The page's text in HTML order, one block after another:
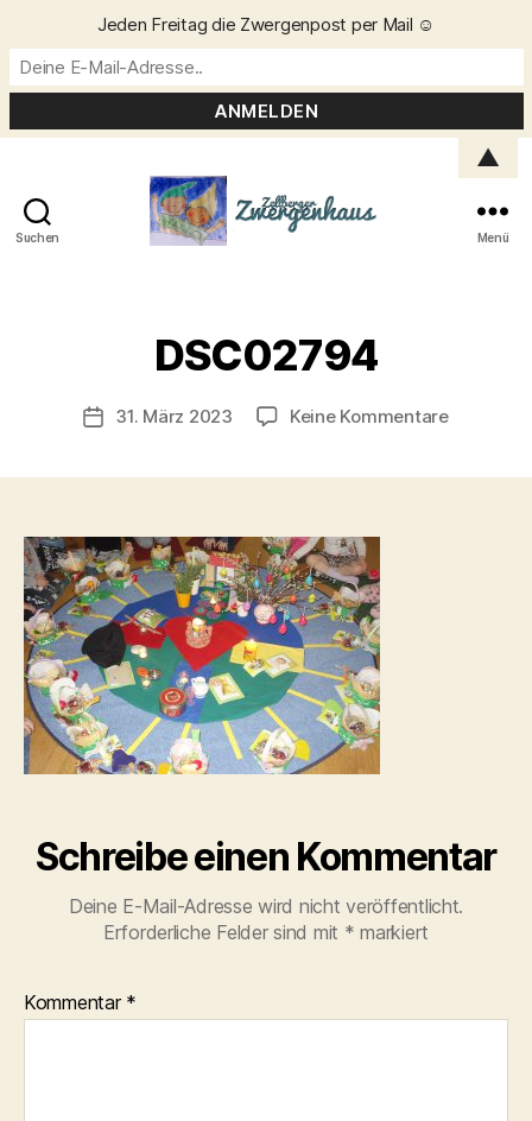
Suchen Menü
DSC02794
Beitragsautor
n
C
ri
t
Veröffentlichungsdatum
31. März 2023 Keine Kommentarezu
Schreibe einen Kommentar
Deine E-Mail-Adresse wird nicht veröffentlicht.
Erforderliche Felder sind mit * markiert
Kommentar *
Jeden Freitag die Zwergenpost per Mail ☺️
▲